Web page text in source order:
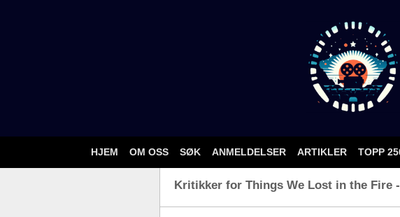
HJEM OM OSS SØK ANMELDELSER ARTIKLER TOPP
Kritikker for Things We Lost in the Fire